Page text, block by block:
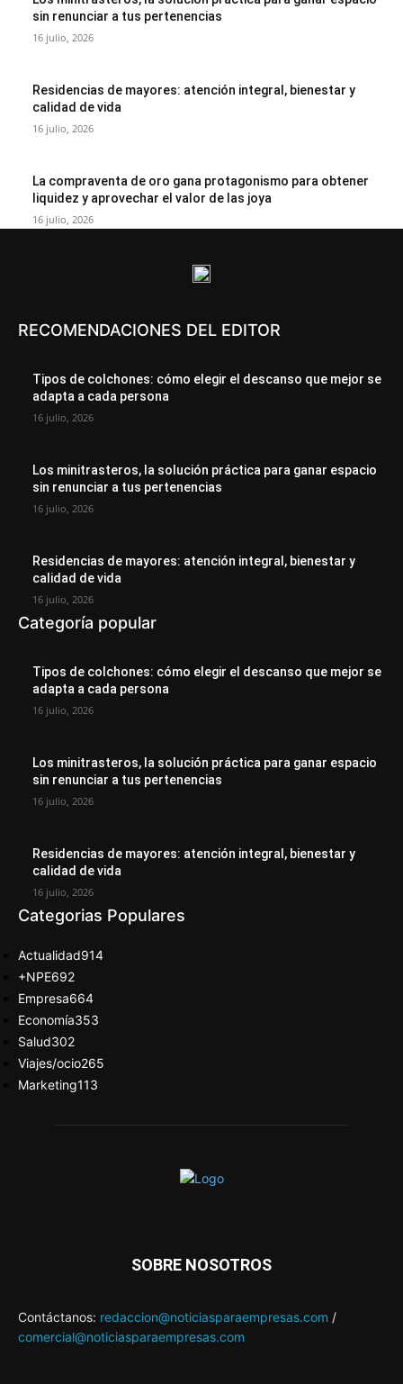
sin renunciar a tus pertenencias
16 julio, 2026
Residencias de mayores: atención integral, bienestar y
calidad de vida
16 julio, 2026
La compraventa de oro gana protagonismo para obtener
liquidez y aprovechar el valor de las joya
16 julio, 2026
RECOMENDACIONES DEL EDITOR
Tipos de colchones: cómo elegir el descanso que mejor se
adapta a cada persona
16 julio, 2026
Los minitrasteros, la solución práctica para ganar espacio
sin renunciar a tus pertenencias
16 julio, 2026
Residencias de mayores: atención integral, bienestar y
calidad de vida
16 julio, 2026
Categoría popular
Tipos de colchones: cómo elegir el descanso que mejor se
adapta a cada persona
16 julio, 2026
Los minitrasteros, la solución práctica para ganar espacio
sin renunciar a tus pertenencias
16 julio, 2026
Residencias de mayores: atención integral, bienestar y
calidad de vida
16 julio, 2026
Categorias Populares
Actualidad914
+NPE692
Empresa664
Economía353
Salud302
Viajes/ocio265
Marketing113
SOBRE NOSOTROS
Contáctanos: redaccion@noticiasparaempresas.com /
comercial@noticiasparaempresas.com